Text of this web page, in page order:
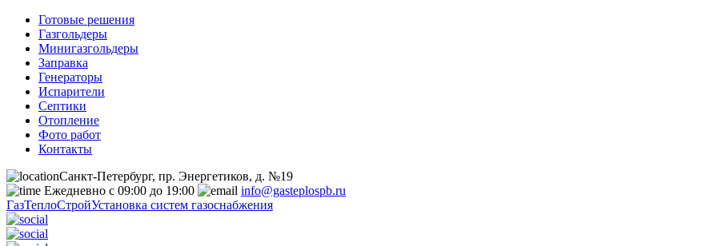
Готовые решения
Газгольдеры
Минигазгольдеры
Заправка
Генераторы
Испарители
Септики
Отопление
Фото работ
Контакты
Санкт-Петербург, пр. Энергетиков, д. №19
Ежедневно с 09:00 до 19:00
info@gasteplospb.ru
ГазТеплоСтройУстановка систем газоснабжения